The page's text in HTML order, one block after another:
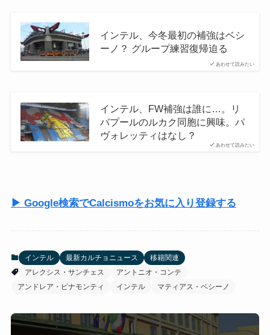
あわせて読みたい
インテル、今冬最初の補強はベシ
ーノ？ グループ練習復帰迫る
あわせて読みたい
インテル、FW補強は誰に…。リ
バプールのルカク同胞に興味。パ
ヴォレッティはなし？
▶ Google検索でCalcismoをお気に入り登録する
インテル 最新カルチョニュース
移籍関連
アレクシス・サンチェス
アントニオ・コンテ
アンドレア・ピナモンティ
インテル マティアス・ベシーノ